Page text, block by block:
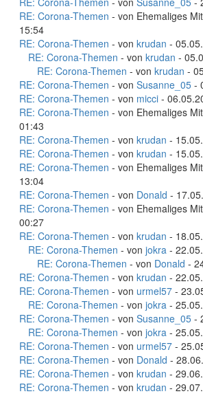
RE: Corona-Themen - von Ehemaliges
15:54
RE: Corona-Themen - von krudan -
RE: Corona-Themen - von krudan -
RE: Corona-Themen - von krudan -
RE: Corona-Themen - von Susanne_05 -
RE: Corona-Themen - von micci -
RE: Corona-Themen - von Ehemaliges
01:43
RE: Corona-Themen - von krudan -
RE: Corona-Themen - von krudan -
RE: Corona-Themen - von Ehemaliges
13:04
RE: Corona-Themen - von Donald -
RE: Corona-Themen - von Ehemaliges
00:27
RE: Corona-Themen - von krudan -
RE: Corona-Themen - von jokra -
RE: Corona-Themen - von Donald -
RE: Corona-Themen - von krudan -
RE: Corona-Themen - von urmel57 -
RE: Corona-Themen - von jokra -
RE: Corona-Themen - von Susanne_05 -
RE: Corona-Themen - von jokra -
RE: Corona-Themen - von urmel57 -
RE: Corona-Themen - von Donald -
RE: Corona-Themen - von krudan -
RE: Corona-Themen - von krudan -